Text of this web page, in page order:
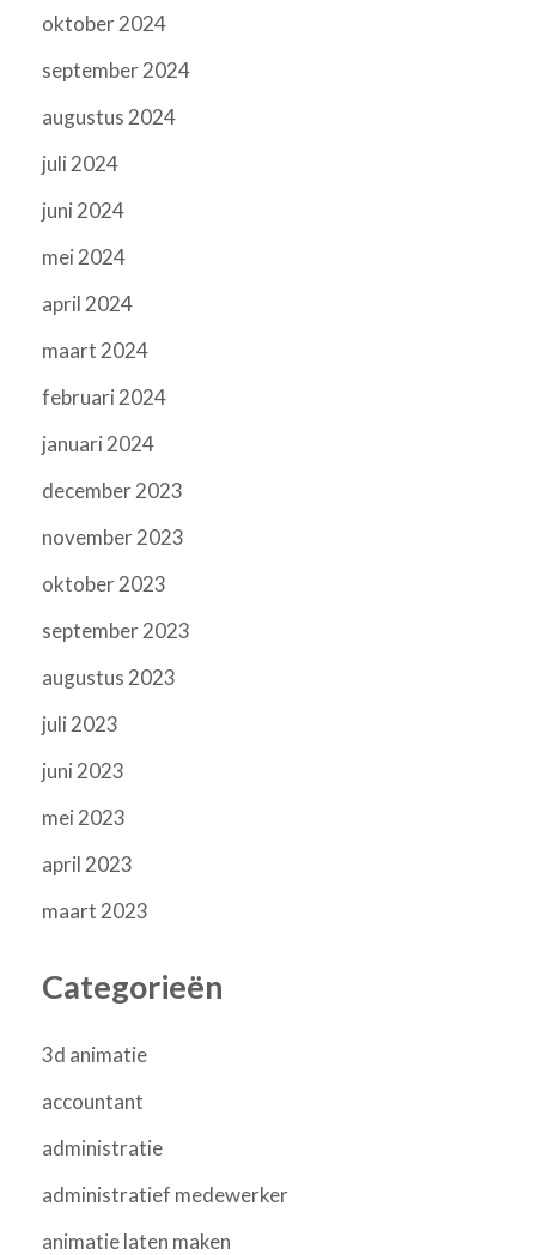
oktober 2024
september 2024
augustus 2024
juli 2024
juni 2024
mei 2024
april 2024
maart 2024
februari 2024
januari 2024
december 2023
november 2023
oktober 2023
september 2023
augustus 2023
juli 2023
juni 2023
mei 2023
april 2023
maart 2023
Categorieën
3d animatie
accountant
administratie
administratief medewerker
animatie laten maken